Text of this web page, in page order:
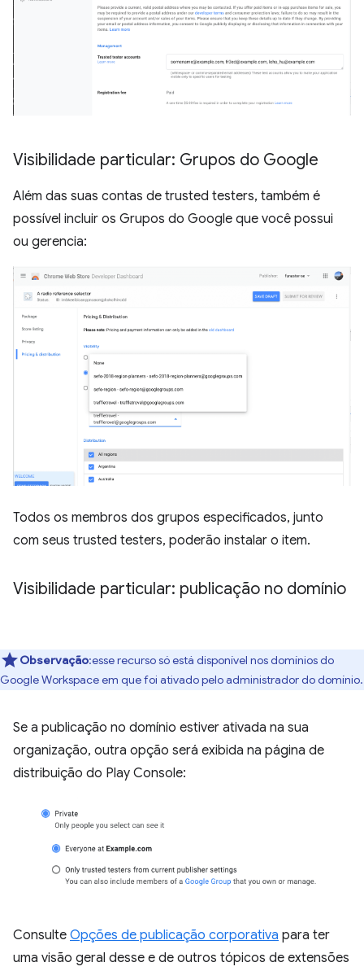
Visibilidade particular: Grupos do Google
Além das suas contas de trusted testers, também é
possível incluir os Grupos do Google que você possui
ou gerencia:
Todos os membros dos grupos especificados, junto
com seus trusted testers, poderão instalar o item.
Visibilidade particular: publicação no domínio
Observação:esse recurso só está disponível nos domínios do
Google Workspace em que foi ativado pelo administrador do domínio.
Se a publicação no domínio estiver ativada na sua
organização, outra opção será exibida na página de
distribuição do Play Console:
Consulte Opções de publicação corporativa para ter
uma visão geral desse e de outros tópicos de extensões